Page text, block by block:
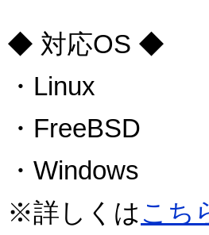
◆ 対応OS ◆
・Linux
・FreeBSD
・Windows
※詳しくは こち